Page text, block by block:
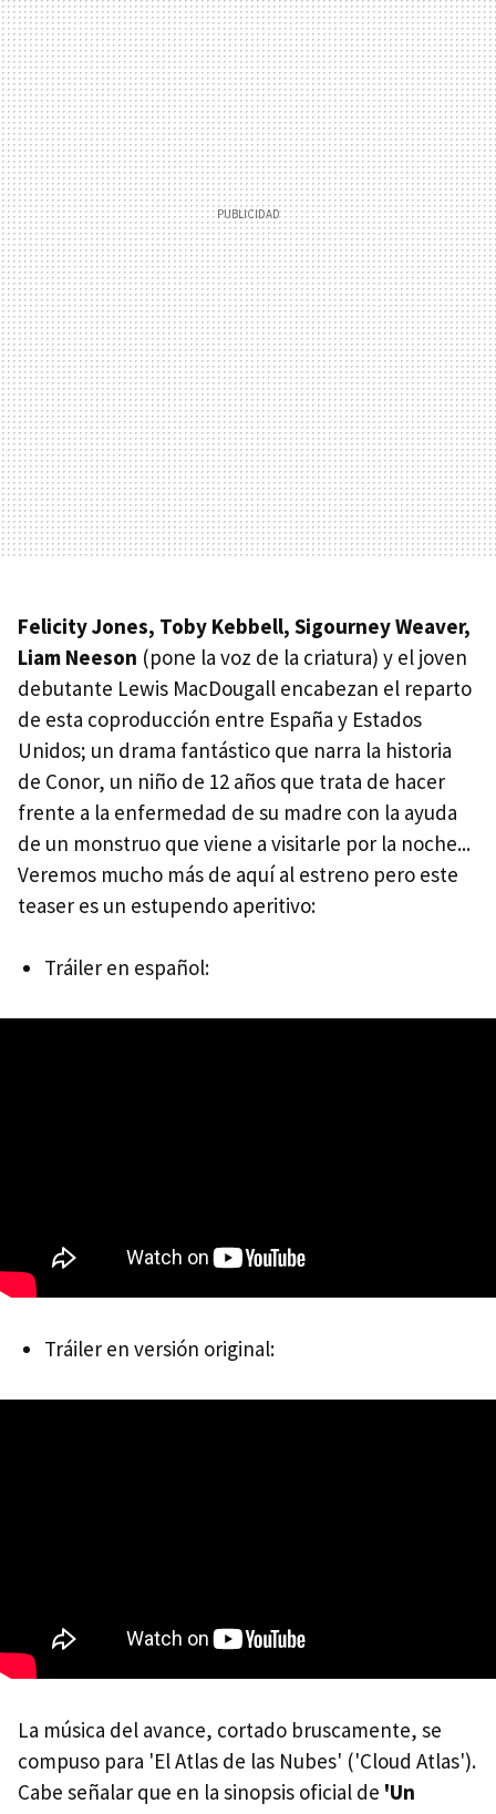
Felicity Jones, Toby Kebbell, Sigourney Weaver,
Liam Neeson (pone la voz de la criatura) y el joven
debutante Lewis MacDougall encabezan el reparto
de esta coproducción entre España y Estados
Unidos; un drama fantástico que narra la historia
de Conor, un niño de 12 años que trata de hacer
frente a la enfermedad de su madre con la ayuda
de un monstruo que viene a visitarle por la noche...
Veremos mucho más de aquí al estreno pero este
teaser es un estupendo aperitivo:
Tráiler en español:
Tráiler en versión original:
La música del avance, cortado bruscamente, se
compuso para 'El Atlas de las Nubes' ('Cloud Atlas').
Cabe señalar que en la sinopsis oficial de 'Un